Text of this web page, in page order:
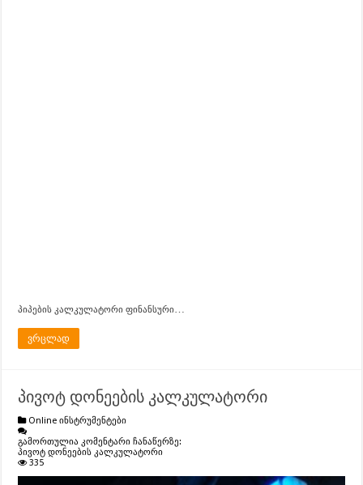
პიპების კალკულატორი ფინანსური
ვრცლად
პივოტ დონეების კალკულატორი
Online ინსტრუმენტები
გამორთულია კომენტარი ჩანაწერზე:
პივოტ დონეების კალკულატორი
335